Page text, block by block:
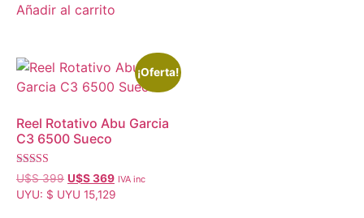
Añadir al carrito
¡Oferta!
Reel Rotativo Abu Garcia
C3 6500 Sueco
Valorado con
5.00
de 5
U$S399 U$S369 IVA inc
UYU: $ UYU 15,129